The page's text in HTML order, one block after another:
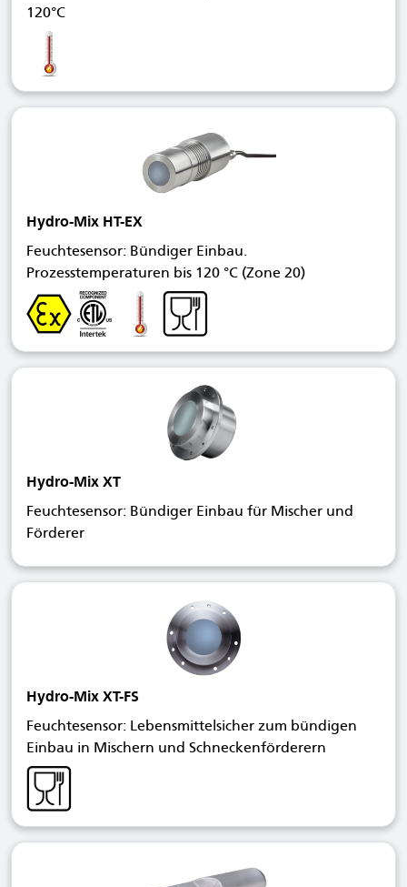
120°C
Hydro-Mix HT-EX
Feuchtesensor: Bündiger Einbau.
Prozesstemperaturen bis 120 °C (Zone 20)
Hydro-Mix XT
Feuchtesensor: Bündiger Einbau für Mischer und
Förderer
Hydro-Mix XT-FS
Feuchtesensor: Lebensmittelsicher zum bündigen
Einbau in Mischern und Schneckenförderern